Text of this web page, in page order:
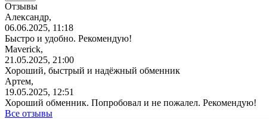
Отзывы
Александр,
06.06.2025, 11:18
Быстро и удобно. Рекомендую!
Maverick,
21.05.2025, 21:00
Хороший, быстрый и надёжный обменник
Артем,
19.05.2025, 12:51
Хороший обменник. Попробовал и не пожалел. Рекомендую!
Все отзывы